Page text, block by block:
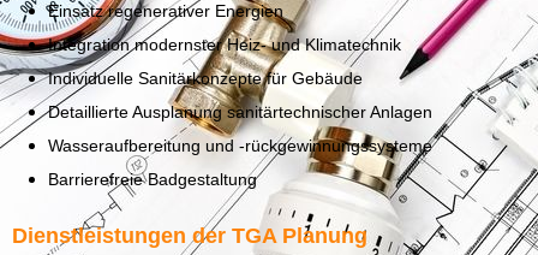
Einsatz regenerativer Energien
Integration modernster Heiz- und Klimatechnik
Individuelle Sanitärkonzepte für Gebäude
Detaillierte Ausplanung sanitärtechnischer Anlagen
Wasseraufbereitung und -rückgewinnungssysteme
Barrierefreie Badgestaltung
Dienstleistungen der TGA Planung